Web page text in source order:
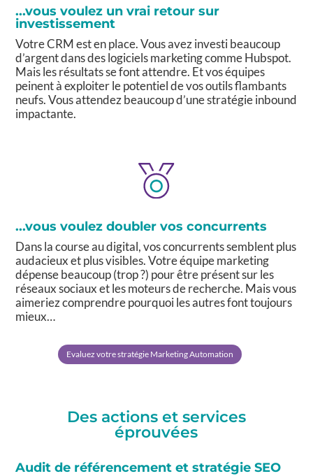
...vous voulez un vrai retour sur
investissement
Votre CRM est en place. Vous avez investi beaucoup
d’argent dans des logiciels marketing comme Hubspot.
Mais les résultats se font attendre. Et vos équipes
peinent à exploiter le potentiel de vos outils flambants
neufs. Vous attendez beaucoup d’une stratégie inbound
impactante.
...vous voulez doubler vos concurrents
Dans la course au digital, vos concurrents semblent plus
audacieux et plus visibles. Votre équipe marketing
dépense beaucoup (trop ?) pour être présent sur les
réseaux sociaux et les moteurs de recherche. Mais vous
aimeriez comprendre pourquoi les autres font toujours
mieux…
Evaluez votre stratégie Marketing Automation
Des actions et services
éprouvées
Audit de référencement et stratégie SEO